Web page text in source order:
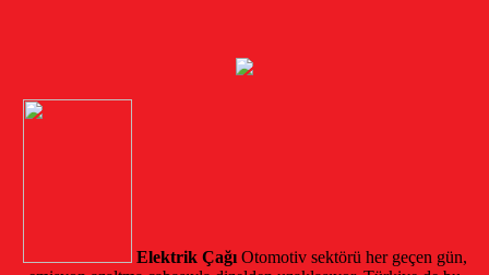
Elektrik Çağı Otomotiv sektörü her geçen gün,